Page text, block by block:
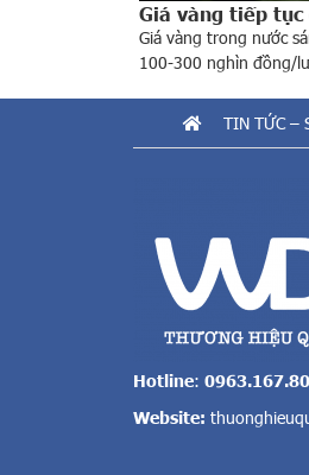
Giá vàng tiếp tục
Giá vàng trong nước
100-300 nghìn đồng/
TIN TỨC –
Hotline:
Website: